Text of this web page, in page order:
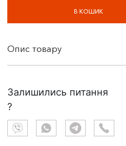
В КОШИК
Опис товару
Залишились питання
?